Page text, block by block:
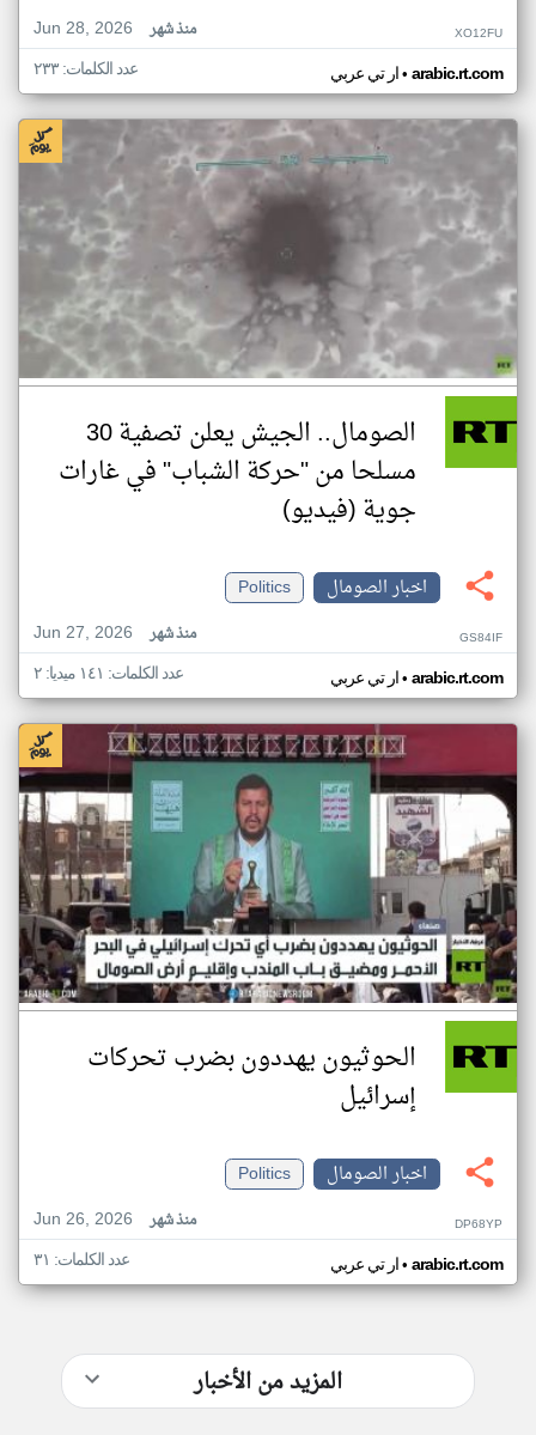
Jun 28, 2026
منذ شهر XO12FU
ار تي عربي• arabic.rt.com عدد الكلمات: ٢٣٣
الصومال.. الجيش يعلن تصفية 30
مسلحا من "حركة الشباب" في غارات
جوية (فيديو)
اخبار الصومال
Politics
Jun 27, 2026
منذ شهر GS84IF
ار تي عربي• arabic.rt.com عدد الكلمات: ١٤١ ميديا: ٢
الحوثيون يهددون بضرب تحركات
إسرائيل
اخبار الصومال
Politics
Jun 26, 2026
منذ شهر DP68YP
ار تي عربي• arabic.rt.com عدد الكلمات: ٣١
المزيد من الأخبار